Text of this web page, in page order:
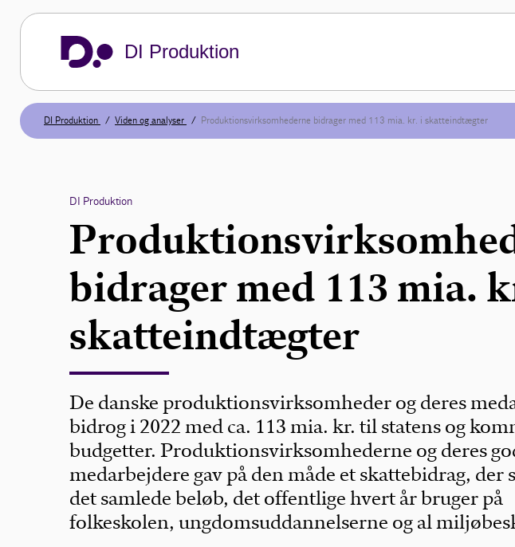
DI Produktion
DI Produktion Viden og analyser Produktionsvirksomhederne bidrager med 113 mia. kr. i skatteindtægter
DI Produktion
bidrager med 113 mia.
skatteindtægter
De danske produktionsvirksomheder og deres
bidrog i 2022 med ca. 113 mia. kr. til statens og
budgetter. Produktionsvirksomhederne og deres
medarbejdere gav på den måde et skattebidrag, der
det samlede beløb, det offentlige hvert år bruger på
folkeskolen, ungdomsuddannelserne og al